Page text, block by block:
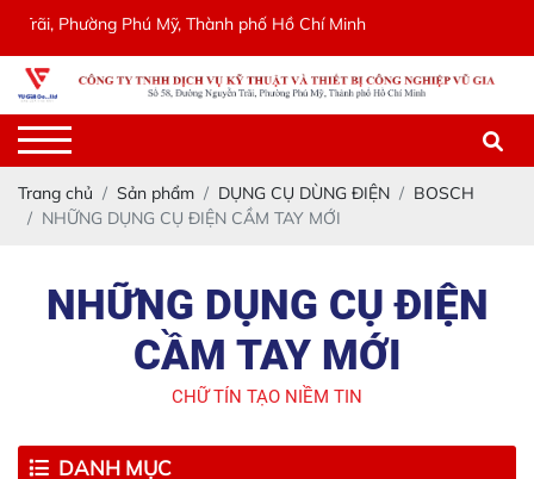
Phường Phú Mỹ, Thành phố Hồ Chí Minh
Trang chủ Sản phẩm DỤNG CỤ DÙNG ĐIỆN
BOSCH
NHỮNG DỤNG CỤ ĐIỆN CẦM TAY MỚI
NHỮNG DỤNG CỤ ĐIỆN
CẦM TAY MỚI
CHỮ TÍN TẠO NIỀM TIN
DANH MỤC